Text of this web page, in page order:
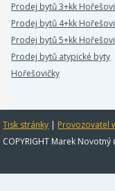
Prodej bytů 3+kk
Prodej bytů 4+kk
Prodej bytů 5+kk
Prodej bytů atypické byty
Hořešovičky
Tisk stránky | Provozovatel
COPYRIGHT Marek Novotný